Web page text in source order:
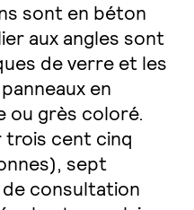
sont en béton
aux angles sont
de verre et les
en
ou grès coloré.
trois cent cinq
sept
consultation